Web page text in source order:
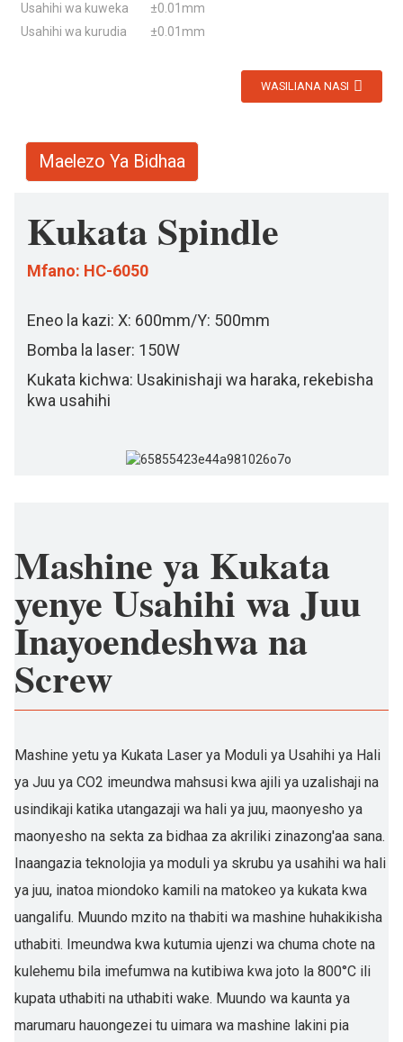
Usahihi wa kuweka
±0.01mm
Usahihi wa kurudia
±0.01mm
WASILIANA NASI
Maelezo Ya Bidhaa
Kukata Spindle
Mfano: HC-6050
Eneo la kazi: X: 600mm/Y: 500mm
Bomba la laser: 150W
Kukata kichwa: Usakinishaji wa haraka, rekebisha
kwa usahihi
Mashine ya Kukata
yenye Usahihi wa Juu
Inayoendeshwa na
Screw
Mashine yetu ya Kukata Laser ya Moduli ya Usahihi ya Hali
ya Juu ya CO2 imeundwa mahsusi kwa ajili ya uzalishaji na
usindikaji katika utangazaji wa hali ya juu, maonyesho ya
maonyesho na sekta za bidhaa za akriliki zinazong'aa sana.
Inaangazia teknolojia ya moduli ya skrubu ya usahihi wa hali
ya juu, inatoa miondoko kamili na matokeo ya kukata kwa
uangalifu. Muundo mzito na thabiti wa mashine huhakikisha
uthabiti. Imeundwa kwa kutumia ujenzi wa chuma chote na
kulehemu bila imefumwa na kutibiwa kwa joto la 800°C ili
kupata uthabiti na uthabiti wake. Muundo wa kaunta ya
marumaru hauongezei tu uimara wa mashine lakini pia